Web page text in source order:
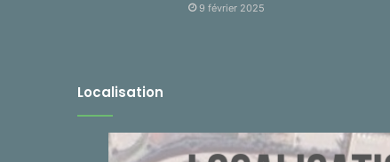
9 février 2025
Localisation